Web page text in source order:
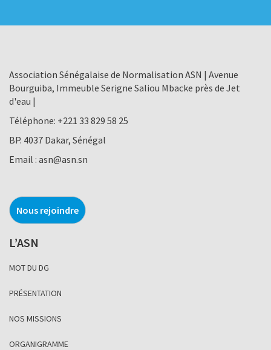
Association Sénégalaise de Normalisation ASN | Avenue
Bourguiba, Immeuble Serigne Saliou Mbacke près de Jet
d'eau |
Téléphone: +221 33 829 58 25
BP. 4037 Dakar, Sénégal
Email : asn@asn.sn
Nous rejoindre
L’ASN
MOT DU DG
PRÉSENTATION
NOS MISSIONS
ORGANIGRAMME